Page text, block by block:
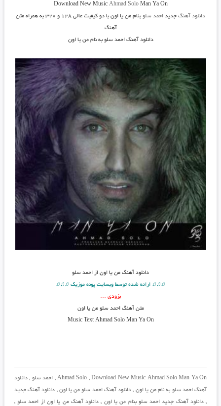
Download New Music Ahmad SoloMan Ya On
دانلود آهنگجدید احمد سلو بنام من یا اون
با دو کیفیت عالی ۱۲۸ و ۳۲۰ به همراه متن
آهنگ
دانلود آهنگ احمد سلو به نام من یا اون
دانلود آهنگمن یا اون از احمد سلو
♫♫♫ ارائه شده توسط وبسایت پونه موزیک ♫♫♫
بزودی …
متن آهنگ احمد سلو من یا اون
Music Text Ahmad Solo Man Ya On
Ahmad Solo ,Download New Music Ahmad Solo Man Ya On
, احمد سلو ,دانلود
آهنگ احمد سلو به نام من یا اون , دانلود آهنگ احمد سلو من یا اون , دانلود آهنگ جدید
,دانلود آهنگ جدید احمد سلو بنام من یا اون , دانلود آهنگ من یا اون از احمد سلو ,